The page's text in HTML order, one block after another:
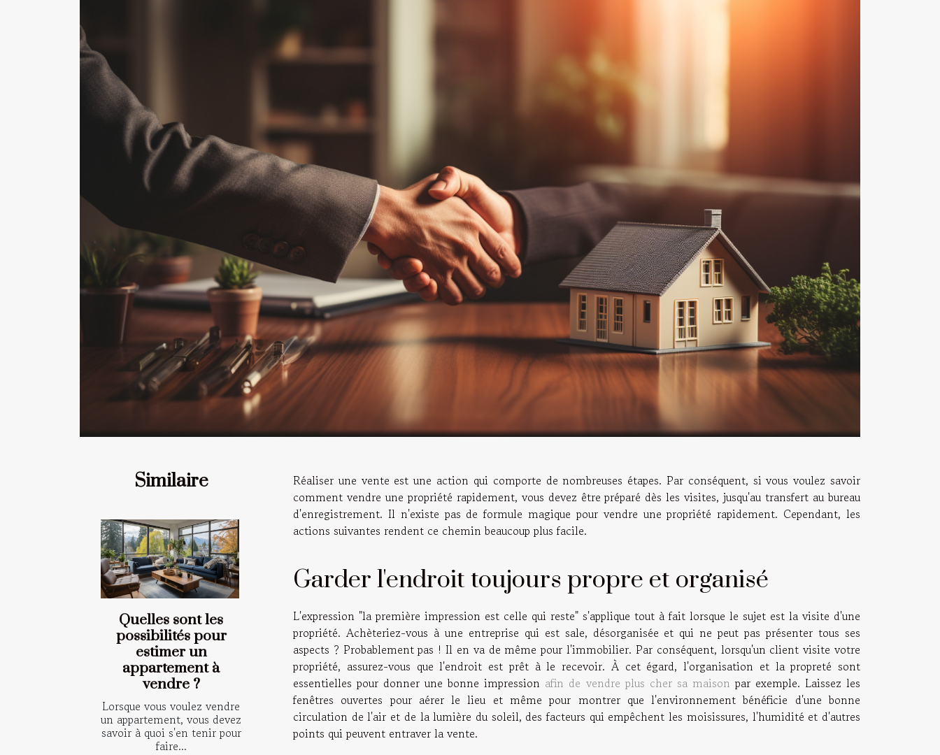
Similaire
Quelles sont les
possibilités pour
estimer un
appartement à
vendre ?
Lorsque vous voulez vendre
un appartement, vous devez
savoir à quoi s'en tenir pour
faire...
Réaliser une vente est une action qui comporte de nombreuses étapes. Par conséquent, si vous voulez savoir
comment vendre une propriété rapidement, vous devez être préparé dès les visites, jusqu'au transfert au bureau
d'enregistrement. Il n'existe pas de formule magique pour vendre une propriété rapidement. Cependant, les
actions suivantes rendent ce chemin beaucoup plus facile.
Garder l'endroit toujours propre et organisé
L'expression "la première impression est celle qui reste" s'applique tout à fait lorsque le sujet est la visite d'une
propriété. Achèteriez-vous à une entreprise qui est sale, désorganisée et qui ne peut pas présenter tous ses
aspects ? Probablement pas ! Il en va de même pour l'immobilier. Par conséquent, lorsqu'un client visite votre
propriété, assurez-vous que l'endroit est prêt à le recevoir. À cet égard, l'organisation et la propreté sont
essentielles pour donner une bonne impression afin de vendre plus cher sa maison par exemple. Laissez les
fenêtres ouvertes pour aérer le lieu et même pour montrer que l'environnement bénéficie d'une bonne
circulation de l'air et de la lumière du soleil, des facteurs qui empêchent les moisissures, l'humidité et d'autres
points qui peuvent entraver la vente.